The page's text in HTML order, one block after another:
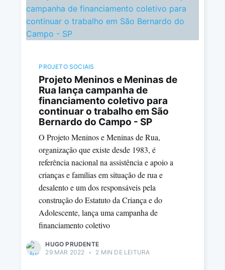
PROJETO SOCIAIS
Projeto Meninos e Meninas de
Rua lança campanha de
financiamento coletivo para
continuar o trabalho em São
Bernardo do Campo - SP
O Projeto Meninos e Meninas de Rua,
organização que existe desde 1983, é
referência nacional na assistência e apoio a
crianças e famílias em situação de rua e
desalento e um dos responsáveis pela
construção do Estatuto da Criança e do
Adolescente, lança uma campanha de
financiamento coletivo
HUGO PRUDENTE
29 MAR 2022 • 2 MIN DE LEITURA